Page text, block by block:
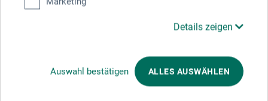
Details zeigen
Auswahl bestätigen ALLES AUSWÄHLEN